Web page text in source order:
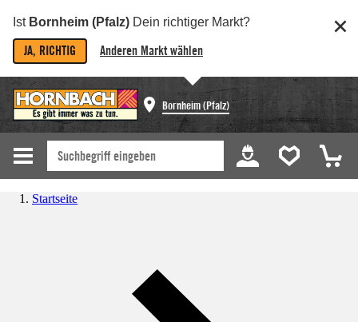
Ist Bornheim (Pfalz) Dein richtiger Markt?
JA, RICHTIG Anderen Markt wählen
Bornheim (Pfalz)
Startseite